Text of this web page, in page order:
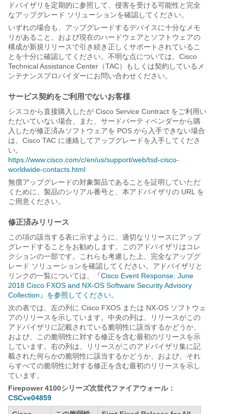
ドバイザリを定期的に参照して、侵害を受ける可能性と完全
なアップグレード ソリューションを確認してください。
いずれの場合も、アップグレードするデバイスに十分なメモ
リがあること、および現在のハードウェアとソフトウェアの
構成が新規リリースで引き続き正しくサポートされているこ
とを十分に確認してください。不明な点については、Cisco
Technical Assistance Center（TAC）もしくは契約しているメ
ンテナンスプロバイダーにお問い合わせください。
サービス契約をご利用でないお客様
シスコから直接購入したが Cisco Service Contract をご利用い
ただいていない場合、また、サードパーティベンダーから購
入したが修正済みソフトウェアを POS から入手できない場合
は、Cisco TAC に連絡してアップグレードを入手してくださ
い。
https://www.cisco.com/c/en/us/support/web/tsd-cisco-
worldwide-contacts.html
無償アップグレードの対象製品であることを証明していただ
くために、製品のシリアル番号と、本アドバイザリの URL を
ご用意ください。
修正済みリリース
この項の該当する表に示すように、適切なリリースにアップ
グレードすることをお勧めします。このアドバイザリはコレ
クションの一部です。これらも考慮した上、完全なアップグ
レード ソリューションを確認してください。アドバイザリと
リンクの一覧については、『Cisco Event Response: June
2018 Cisco FXOS and NX-OS Software Security Advisory
Collection』を参照してください。
次の表では、左の列に Cisco FXOS または NX-OS ソフトウェ
アのリリースを示しています。中央の列は、リリースがこの
アドバイザリに記載されている脆弱性に該当するかどうか、
および、この脆弱性に対する修正を含む最初のリリースを示
しています。右の列は、リリースがこのアドバイザリ集に記
載された何らかの脆弱性に該当するかどうか、および、それ
らすべての脆弱性に対する修正を含む最初のリリースを示し
ています。
Firepower 4100シリーズ次世代ファイアウォール：
CSCve04859